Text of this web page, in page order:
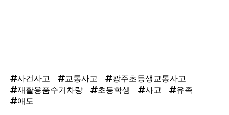
사건사고 교통사고
광주초등생교통사고
재활용품수거차량
초등학생 사고
유족
애도